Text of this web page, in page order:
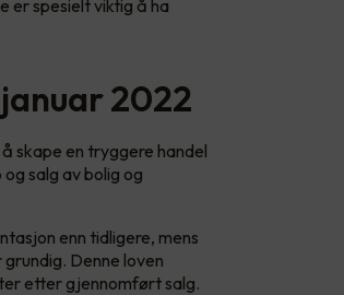
er spesielt viktig å ha
2022
skape en tryggere handel
salg av bolig og
enn tidligere, mens
Denne loven
etter gjennomført salg.